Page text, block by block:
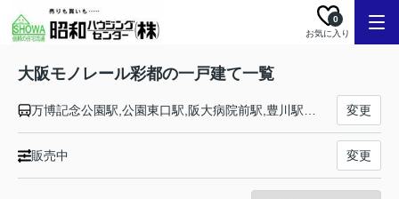
お気に入り
0
大阪モノレール彩都の一戸建て一覧
変更
販売中 変更